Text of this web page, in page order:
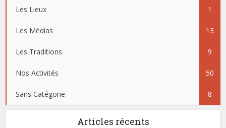
Les Lieux 1
Les Médias 13
Les Traditions 9
Nos Activités 50
Sans Catégorie 8
Articles récents